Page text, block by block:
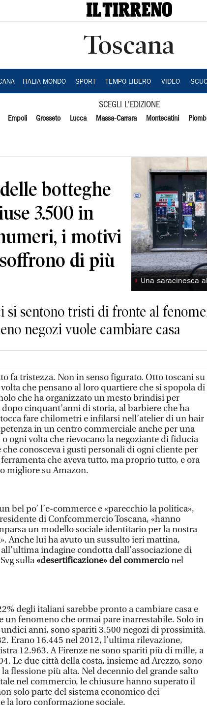
Toscana
ITALIA MONDO SPORT TEMPO LIBERO VIDEO
SCEGLI L'EDIZIONE
Empoli Grosseto Lucca Massa-Carrara Montecatini
botteghe
3.500 in
i motivi
di più
◗ Una saracinesca
si sentono tristi di fronte al
negozi vuole cambiare casa
fa tristezza. Non in senso figurato. Otto toscani su
che pensano al loro quartiere che si spopola di
che ha organizzato un mesto brindisi per
cinquant’anni di storia, al barbiere che ha
fare chilometri e infilarsi nell’atelier di un hair
in un centro commerciale anche per una
ogni volta che rievocano la negoziante di fiducia
conosceva i gusti personali di ogni cliente per
che aveva tutto, ma proprio tutto, e ora
migliore su Amazon.
bel po’ l’e-commerce e «parecchio la politica»,
di Confcommercio Toscana, «hanno
un modello sociale identitario per la nostra
Anche lui ha avuto un sussulto ieri mattina,
indagine condotta dall’associazione di
sulla«desertificazione» del commercionel
degli italiani sarebbe pronto a cambiare casa e
un fenomeno che ormai pare inarrestabile. Solo in
anni, sono spariti 3.500 negozi di prossimità.
Erano 16.445 nel 2012, l’ultima rilevazione,
12.963. A Firenze ne sono spariti più di mille, a
Le due città della costa, insieme ad Arezzo, sono
flessione più alta. Nel decennio del grande salto
nel commercio, le chiusure hanno superato il
solo parte del sistema economico dei
la loro conformazione sociale.